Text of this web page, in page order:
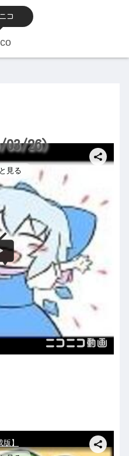
コ
03/26）